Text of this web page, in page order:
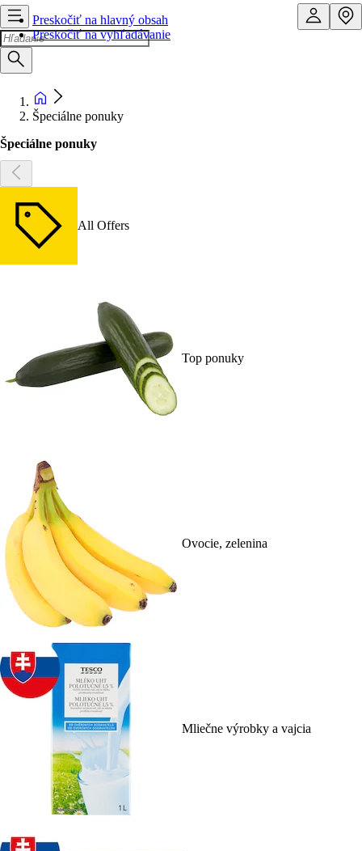
Preskočiť na hlavný obsah
Preskočiť na vyhľadávanie
Špeciálne ponuky
Špeciálne ponuky
All Offers
Top ponuky
Ovocie, zelenina
Mliečne výrobky a vajcia